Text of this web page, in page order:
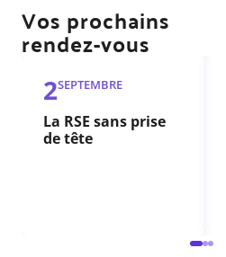
Vos prochains
rendez-vous
2SEPTEMBRE
La RSE sans prise
de tête